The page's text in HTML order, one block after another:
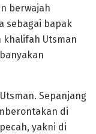
berwajah
sebagai bapak
khalifah Utsman
Sepanjang
di
yakni di